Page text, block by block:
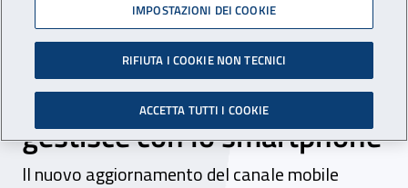
App Inail, l’assicurazione
obbligatoria contro gli
infortuni domestici si
gestisce con lo smartphone
Il nuovo aggiornamento del canale mobile
IMPOSTAZIONI DEI COOKIE
RIFIUTA I COOKIE NON TECNICI
ACCETTA TUTTI I COOKIE